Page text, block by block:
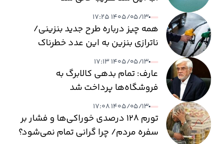
۱۴۰۵/۰۵/۱۳ ۱۷:۲۵
همه چیز درباره طرح جدید بنزینی/
ناترازی بنزین به این عدد خطرناک
می‌رسد
۱۴۰۵/۰۵/۱۳ ۱۷:۱۳
عارف: تمام بدهی کالابرگ به
فروشگاه‌ها پرداخت شد
۱۴۰۵/۰۵/۱۳ ۱۷:۰۸
تورم ۱۲۸ درصدی خوراکی‌ها و فشار بر
سفره مردم/ چرا گرانی تمام نمی‌شود؟